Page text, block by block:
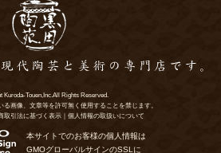
Kuroda-Touen,Inc.All Rights Reserved.
る画像、文章等を許可無く使用することを禁じます。
取引法に基づく表示 個人情報の取扱いについて
本サイトでのお客様の個人情報は
GMOグローバルサインのSSLに